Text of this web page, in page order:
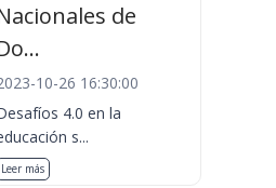
de
10-26 16:30:00
4.0 en la
s...
Leer más